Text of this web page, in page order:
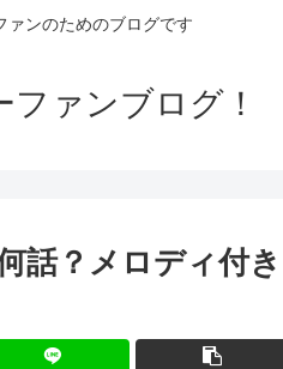
ァンのためのブログです
ァンブログ！
話？メロディ付き